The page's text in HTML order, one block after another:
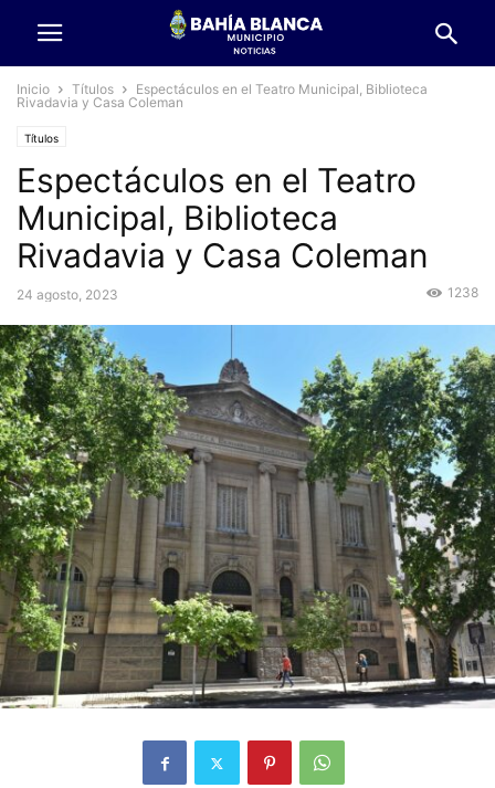
Inicio Títulos
Espectáculos en el Teatro Municipal, Biblioteca
Rivadavia y Casa Coleman
Títulos
Espectáculos en el Teatro
Municipal, Biblioteca
Rivadavia y Casa Coleman
24 agosto, 2023 1238